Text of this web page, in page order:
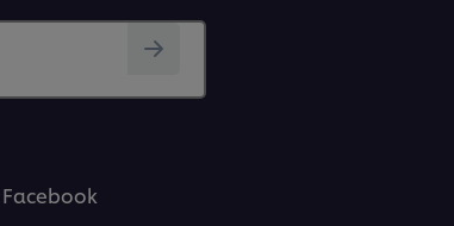
Facebook